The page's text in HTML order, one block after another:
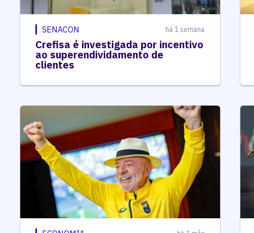
SENACON há 1 semana
Crefisa é investigada por incentivo
ao superendividamento de
clientes